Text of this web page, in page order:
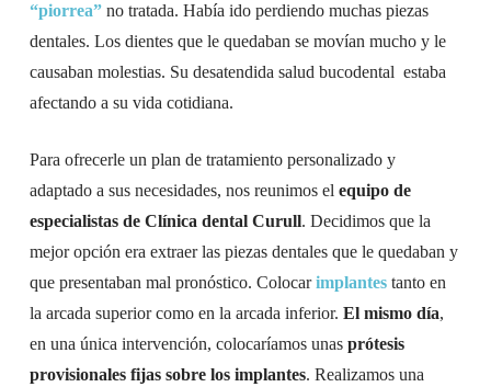
“piorrea”no tratada. Había ido perdiendo muchas piezas
dentales. Los dientes que le quedaban se movían mucho y le
causaban molestias. Su desatendida salud bucodental estaba
afectando a su vida cotidiana.
Para ofrecerle un plan de tratamiento personalizado y
adaptado a sus necesidades, nos reunimos el equipo de
especialistas de Clínica dental Curull. Decidimos que la
mejor opción era extraer las piezas dentales que le quedaban y
que presentaban mal pronóstico. Colocarimplantestanto en
la arcada superior como en la arcada inferior. El mismo día,
en una única intervención, colocaríamos unas prótesis
provisionales fijas sobre los implantes. Realizamos una